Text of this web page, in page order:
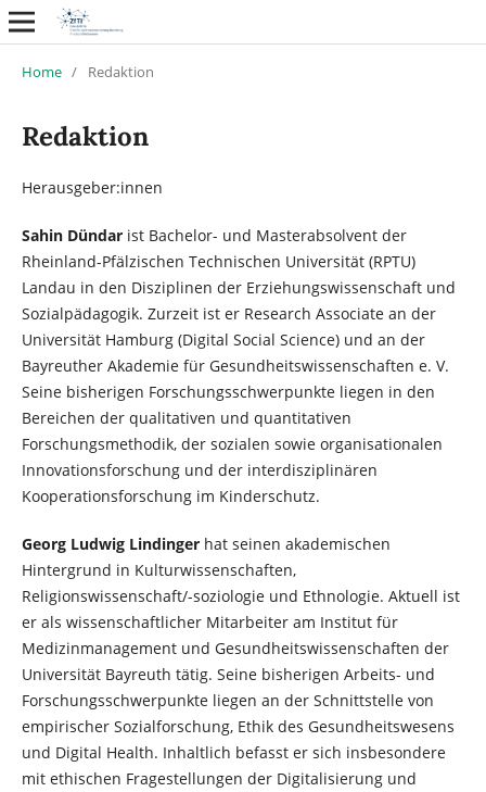
Home / Redaktion
Redaktion
Herausgeber:innen
Sahin Dündarist Bachelor- und Masterabsolvent der
Rheinland-Pfälzischen Technischen Universität (RPTU)
Landau in den Disziplinen der Erziehungswissenschaft und
Sozialpädagogik. Zurzeit ist er Research Associate an der
Universität Hamburg (Digital Social Science) und an der
Bayreuther Akademie für Gesundheitswissenschaften e. V.
Seine bisherigen Forschungsschwerpunkte liegen in den
Bereichen der qualitativen und quantitativen
Forschungsmethodik, der sozialen sowie organisationalen
Innovationsforschung und der interdisziplinären
Kooperationsforschung im Kinderschutz.
Georg Ludwig Lindingerhat seinen akademischen
Hintergrund in Kulturwissenschaften,
Religionswissenschaft/-soziologie und Ethnologie. Aktuell ist
er als wissenschaftlicher Mitarbeiter am Institut für
Medizinmanagement und Gesundheitswissenschaften der
Universität Bayreuth tätig. Seine bisherigen Arbeits- und
Forschungsschwerpunkte liegen an der Schnittstelle von
empirischer Sozialforschung, Ethik des Gesundheitswesens
und Digital Health. Inhaltlich befasst er sich insbesondere
mit ethischen Fragestellungen der Digitalisierung und